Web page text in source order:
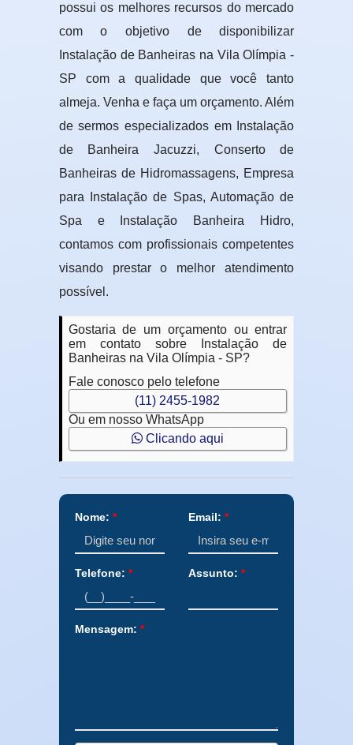
possui os melhores recursos do mercado
com o objetivo de disponibilizar
Instalação de Banheiras na Vila Olímpia -
SP com a qualidade que você tanto
almeja. Venha e faça um orçamento. Além
de sermos especializados em Instalação
de Banheira Jacuzzi, Conserto de
Banheiras de Hidromassagens, Empresa
para Instalação de Spas, Automação de
Spa e Instalação Banheira Hidro,
contamos com profissionais competentes
visando prestar o melhor atendimento
possível.
Gostaria de um orçamento ou entrar
em contato sobre Instalação de
Banheiras na Vila Olímpia - SP?
Fale conosco pelo telefone
(11) 2455-1982
Ou em nosso WhatsApp
Clicando aqui
Nome: * Email: *
Telefone: * Assunto: *
Mensagem: *